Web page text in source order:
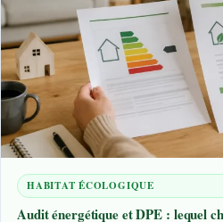
HABITAT ÉCOLOGIQUE
Audit énergétique et DPE : lequel